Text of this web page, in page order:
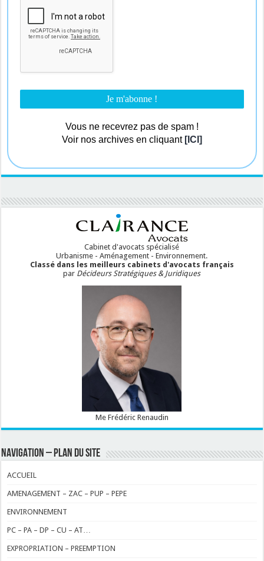
Vous ne recevrez pas de spam !
Voir nos archives en cliquant [ICI]
Cabinet d'avocats spécialisé
Urbanisme - Aménagement - Environnement.
Classé dans les meilleurs cabinets d'avocats français
par Décideurs Stratégiques & Juridiques
Me Frédéric Renaudin
NAVIGATION – PLAN DU SITE
ACCUEIL
AMENAGEMENT – ZAC – PUP – PEPE
ENVIRONNEMENT
PC – PA – DP – CU – AT…
EXPROPRIATION – PREEMPTION